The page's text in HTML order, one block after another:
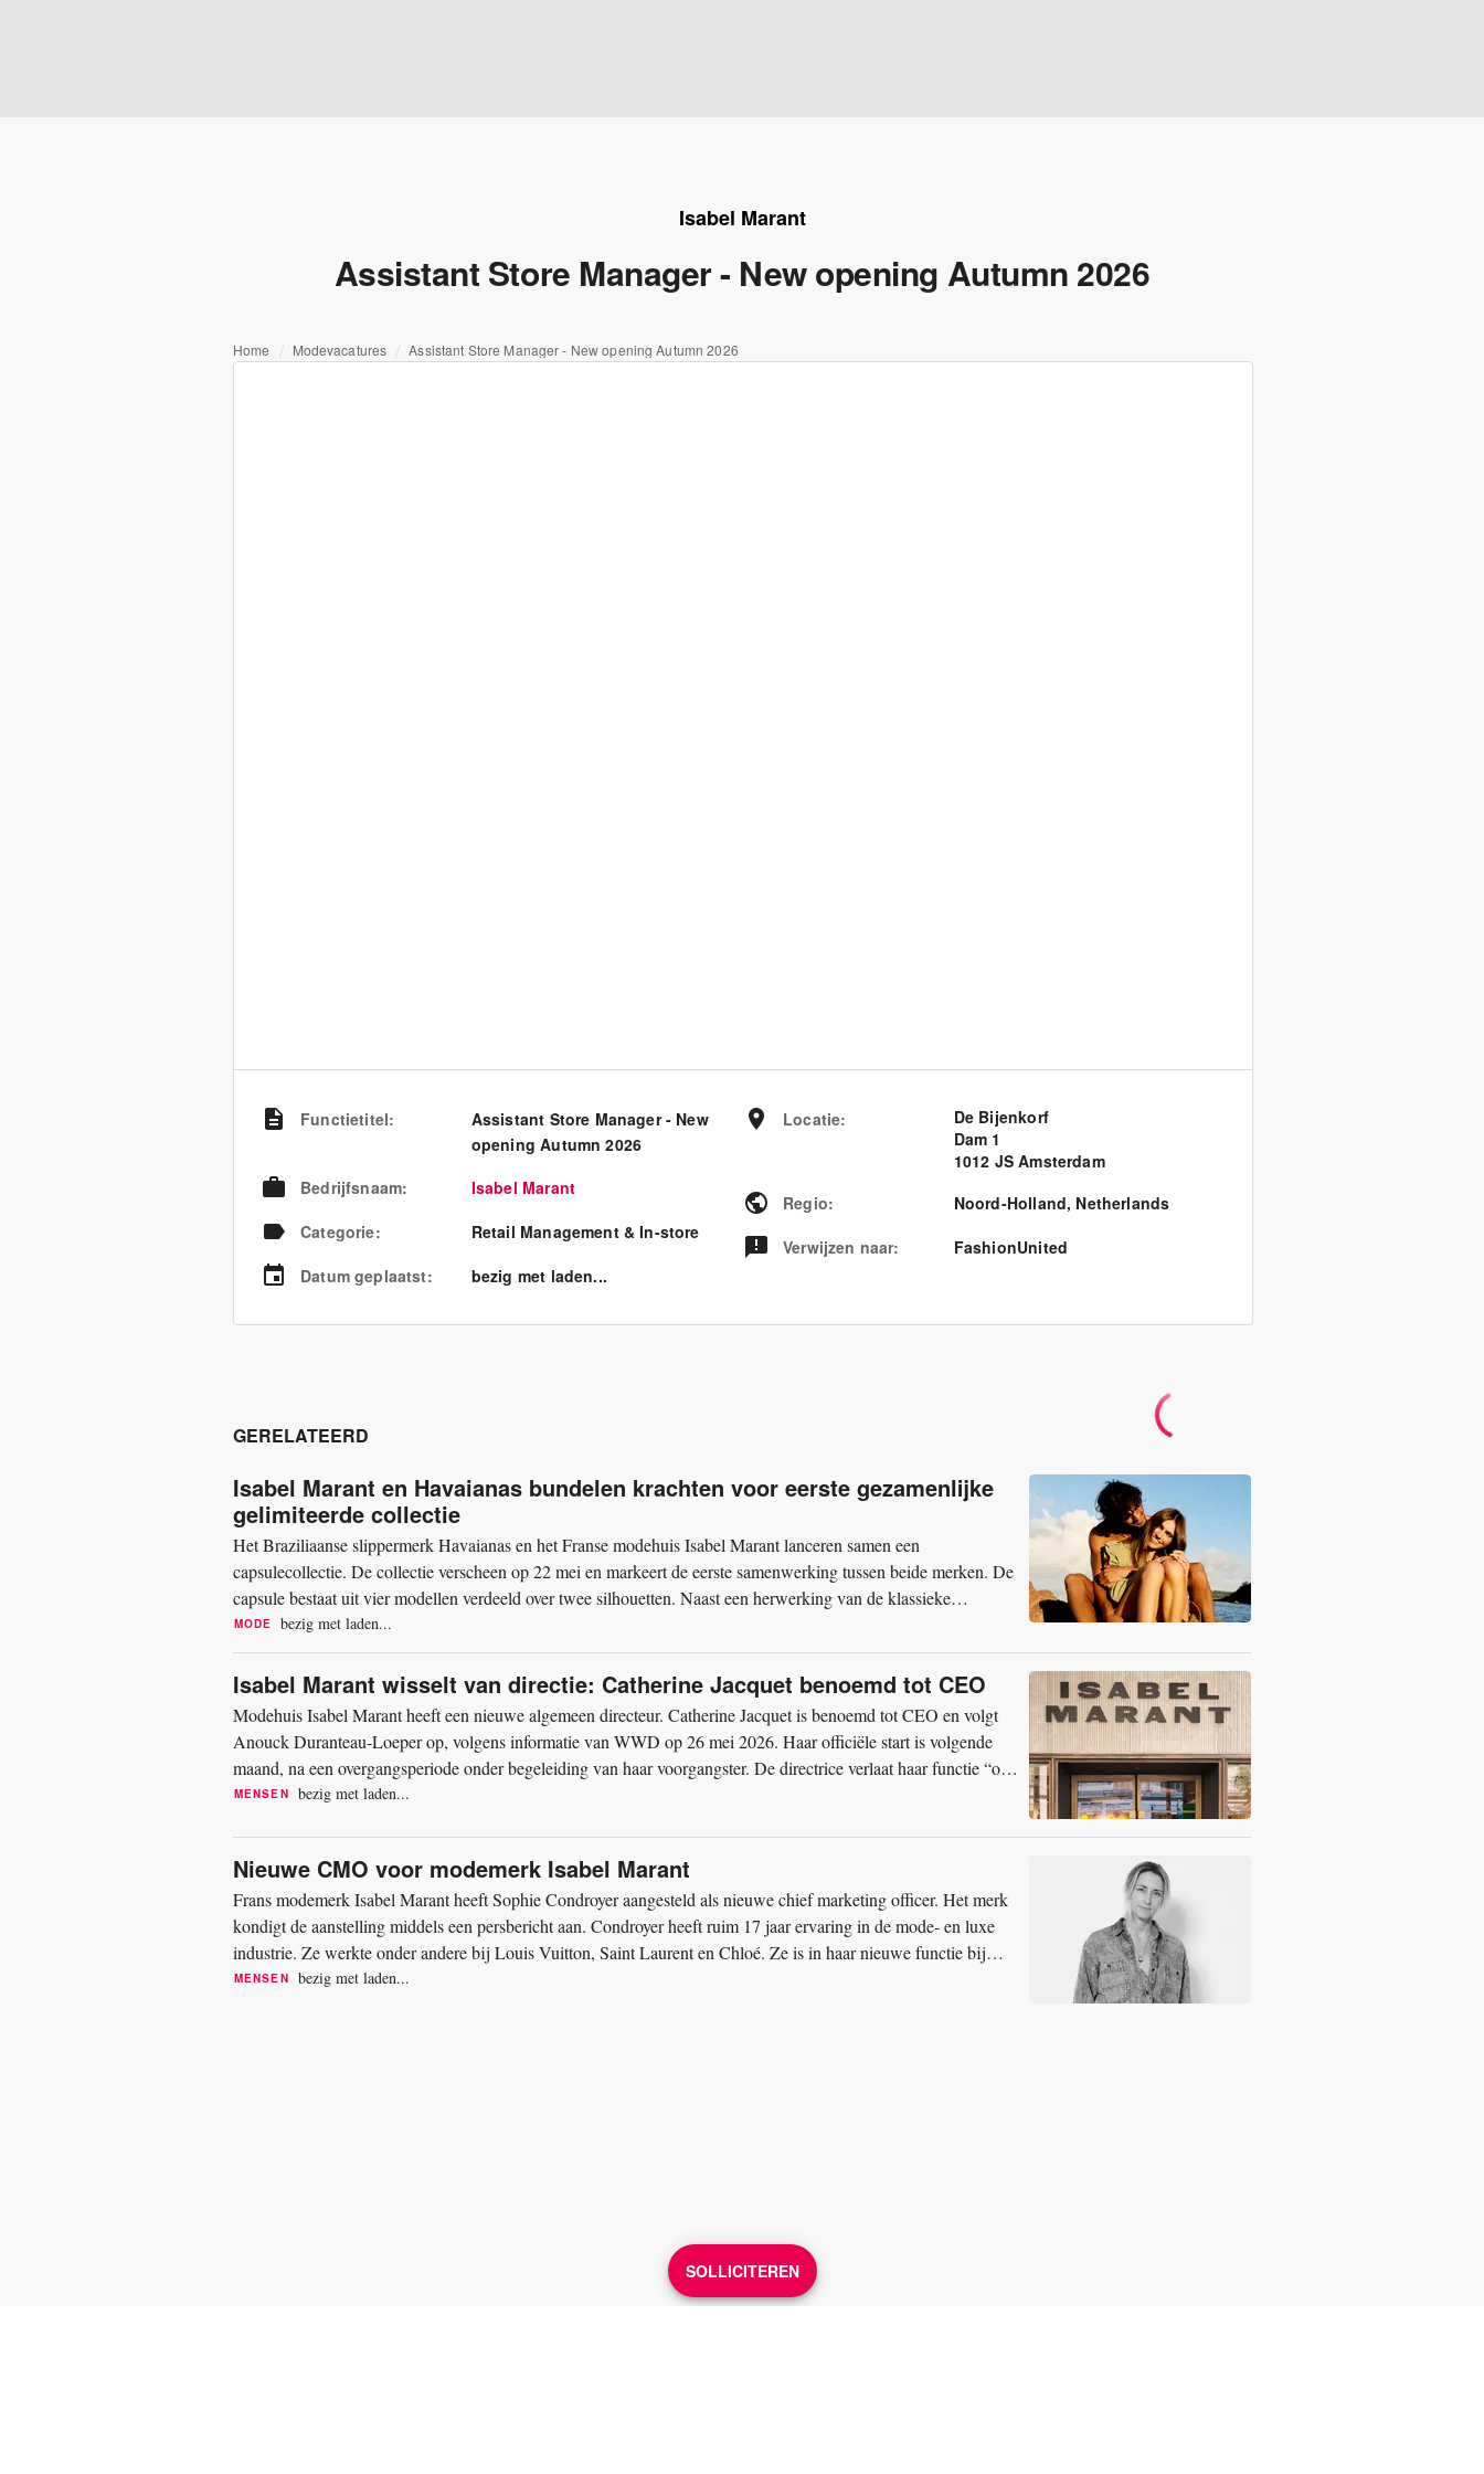
Isabel Marant
Assistant Store Manager - New opening Autumn 2026
Home Modevacatures Assistant Store Manager - New opening Autumn 2026
SOLLICITEREN
Functietitel:
Assistant Store Manager - New
opening Autumn 2026
Bedrijfsnaam:
Isabel Marant
Categorie:
Retail Management & In-store
Datum geplaatst: bezig met laden...
Locatie:
De Bijenkorf
Dam 1
1012 JS Amsterdam
Regio: Noord-Holland, Netherlands
Verwijzen naar: FashionUnited
GERELATEERD
Isabel Marant en Havaianas bundelen krachten voor eerste gezamenlijke
gelimiteerde collectie
Het Braziliaanse slippermerk Havaianas en het Franse modehuis Isabel Marant lanceren samen een
capsulecollectie. De collectie verscheen op 22 mei en markeert de eerste samenwerking tussen beide merken. De
capsule bestaat uit vier modellen verdeeld over twee silhouetten. Naast een herwerking van de klassieke
Havaianas-slipper introduceert de...
MODE bezig met laden...
Isabel Marant wisselt van directie: Catherine Jacquet benoemd tot CEO
Modehuis Isabel Marant heeft een nieuwe algemeen directeur. Catherine Jacquet is benoemd tot CEO en volgt
Anouck Duranteau-Loeper op, volgens informatie van WWD op 26 mei 2026. Haar officiële start is volgende
maand, na een overgangsperiode onder begeleiding van haar voorgangster. De directrice verlaat haar functie “om
andere professionele...
MENSEN bezig met laden...
Nieuwe CMO voor modemerk Isabel Marant
Frans modemerk Isabel Marant heeft Sophie Condroyer aangesteld als nieuwe chief marketing officer. Het merk
kondigt de aanstelling middels een persbericht aan. Condroyer heeft ruim 17 jaar ervaring in de mode- en luxe
industrie. Ze werkte onder andere bij Louis Vuitton, Saint Laurent en Chloé. Ze is in haar nieuwe functie bij
Isabel Marant...
MENSEN bezig met laden...